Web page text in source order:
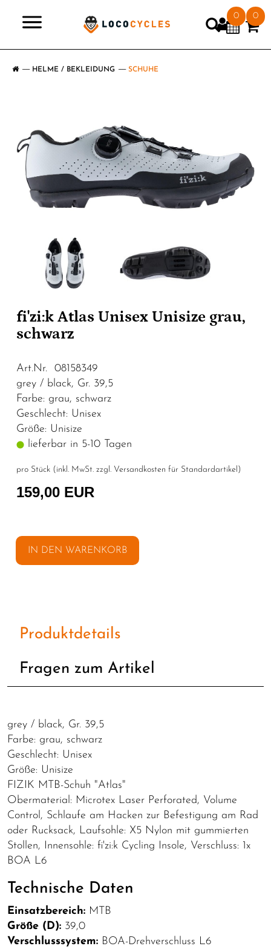
0 0
HELME / BEKLEIDUNG SCHUHE
fi'zi:k Atlas Unisex Unisize grau,
schwarz
Art.Nr. 08158349
grey / black, Gr. 39,5
Farbe: grau, schwarz
Geschlecht: Unisex
Größe: Unisize
lieferbar in 5-10 Tagen
pro Stück (inkl. MwSt. zzgl. Versandkosten für Standardartikel )
159,00 EUR
IN DEN WARENKORB
Produktdetails
Fragen zum Artikel
grey / black, Gr. 39,5
Farbe: grau, schwarz
Geschlecht: Unisex
Größe: Unisize
FIZIK MTB-Schuh "Atlas"
Obermaterial: Microtex Laser Perforated, Volume
Control, Schlaufe am Hacken zur Befestigung am Rad
oder Rucksack, Laufsohle: X5 Nylon mit gummierten
Stollen, Innensohle: fi'zi:k Cycling Insole, Verschluss: 1x
BOA L6
Technische Daten
Einsatzbereich: MTB
Größe (D): 39,0
Verschlusssystem: BOA-Drehverschluss L6